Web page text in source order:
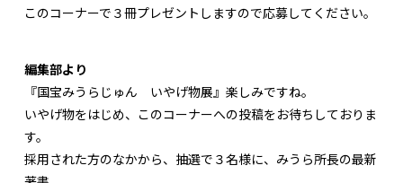
このコーナーで３冊プレゼントしますので応募してください。
編集部より
『国宝みうらじゅん いやげ物展』楽しみですね。
いやげ物をはじめ、このコーナーへの投稿をお待ちしておりま
す。
採用された方のなかから、抽選で３名様に、みうら所長の最新